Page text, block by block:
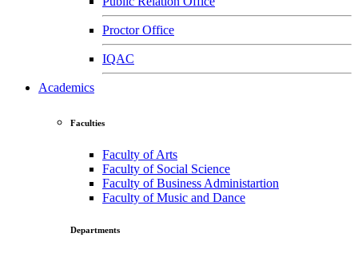
Proctor Office
IQAC
Academics
Faculties
Faculty of Arts
Faculty of Social Science
Faculty of Business Administartion
Faculty of Music and Dance
Departments